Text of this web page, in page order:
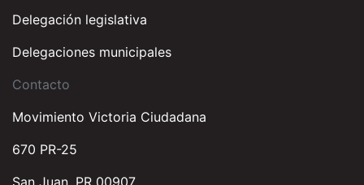
Delegación legislativa
Delegaciones municipales
Contacto
Movimiento Victoria Ciudadana
670 PR-25